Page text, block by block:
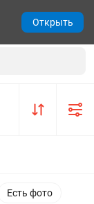
Есть фото
Открыть